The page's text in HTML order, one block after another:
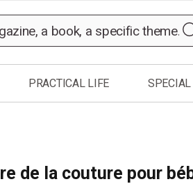
PRACTICAL LIFE SPECIAL
de la couture pour